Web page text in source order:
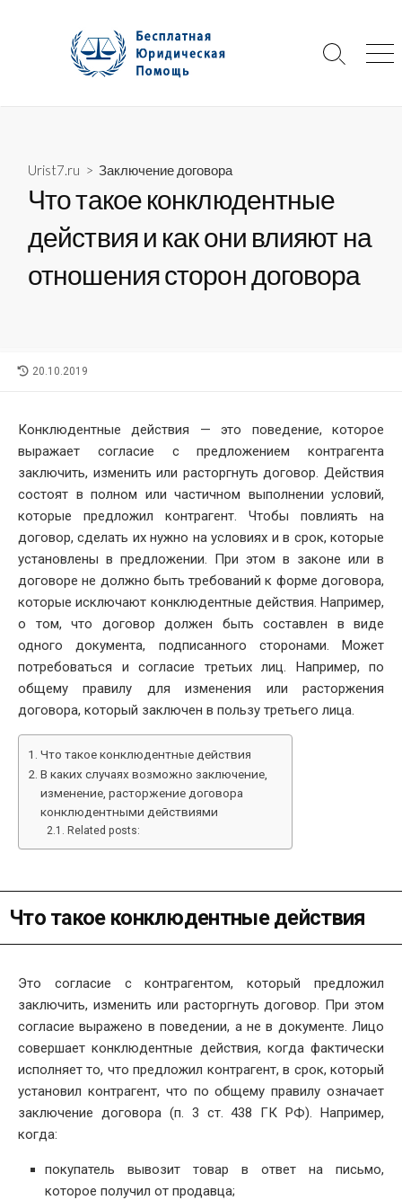
Search
Urist7.ru > Заключение договора
Что такое конклюдентные
действия и как они влияют на
отношения сторон договора
LAST
20.10.2019
Конклюдентные действия — это поведение, которое
выражает согласие с предложением контрагента
заключить, изменить или расторгнуть договор. Действия
состоят в полном или частичном выполнении условий,
которые предложил контрагент. Чтобы повлиять на
договор, сделать их нужно на условиях и в срок, которые
установлены в предложении. При этом в законе или в
договоре не должно быть требований к форме договора,
которые исключают конклюдентные действия. Например,
о том, что договор должен быть составлен в виде
одного документа, подписанного сторонами. Может
потребоваться и согласие третьих лиц. Например, по
общему правилу для изменения или расторжения
договора, который заключен в пользу третьего лица.
Что такое конклюдентные действия
В каких случаях возможно заключение,
изменение, расторжение договора
конклюдентными действиями
Related posts:
Что такое конклюдентные действия
Это согласие с контрагентом, который предложил
заключить, изменить или расторгнуть договор. При этом
согласие выражено в поведении, а не в документе. Лицо
совершает конклюдентные действия, когда фактически
исполняет то, что предложил контрагент, в срок, который
установил контрагент, что по общему правилу означает
заключение договора (п. 3 ст. 438 ГК РФ). Например,
когда:
покупатель вывозит товар в ответ на письмо,
которое получил от продавца;